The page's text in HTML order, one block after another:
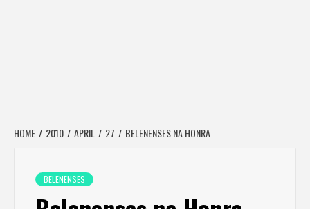
HOME 2010 APRIL 27 BELENENSES NA HONRA
BELENENSES